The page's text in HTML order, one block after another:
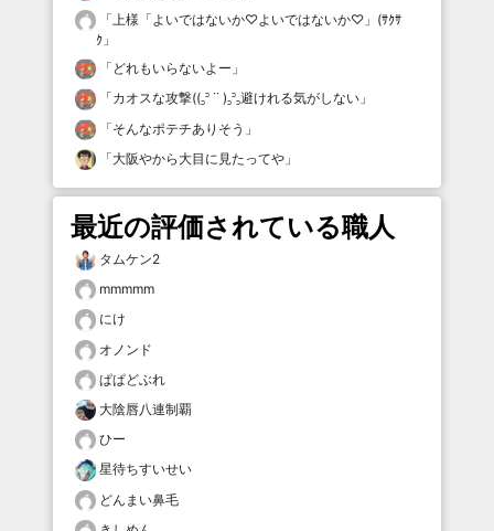
「上様「よいではないか♡よいではないか♡」(ｻｸｻ
ｸ 」
「 どれもいらないよー 」
「カオスな攻撃((꜆꜄ ˙˙ )꜆꜄꜆避けれる気がしない 」
「そんなポテチありそう 」
「大阪やから大目に見たってや 」
最近の評価されている職人
タムケン2
mmmmm
にけ
オノンド
ぱぱどぶれ
大陰唇八連制覇
ひー
星待ちすいせい
どんまい鼻毛